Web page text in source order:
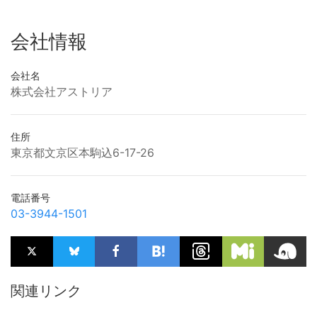
会社情報
会社名
株式会社アストリア
住所
東京都文京区本駒込6-17-26
電話番号
03-3944-1501
関連リンク